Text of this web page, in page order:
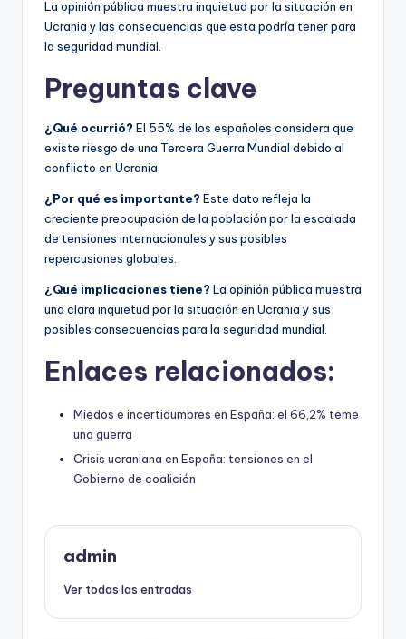
La opinión pública muestra inquietud por la situación en
Ucrania y las consecuencias que esta podría tener para
la seguridad mundial.
Preguntas clave
¿Qué ocurrió? El 55% de los españoles considera que
existe riesgo de una Tercera Guerra Mundial debido al
conflicto en Ucrania.
¿Por qué es importante? Este dato refleja la
creciente preocupación de la población por la escalada
de tensiones internacionales y sus posibles
repercusiones globales.
¿Qué implicaciones tiene? La opinión pública muestra
una clara inquietud por la situación en Ucrania y sus
posibles consecuencias para la seguridad mundial.
Enlaces relacionados:
Miedos e incertidumbres en España: el 66,2% teme
una guerra
Crisis ucraniana en España: tensiones en el
Gobierno de coalición
admin
Ver todas las entradas